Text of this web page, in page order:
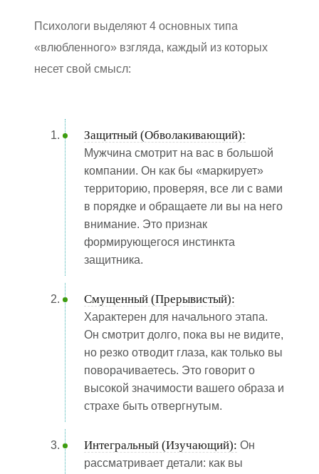
Психологи выделяют 4 основных типа
«влюбленного» взгляда, каждый из которых
несет свой смысл:
Защитный (Обволакивающий):
Мужчина смотрит на вас в большой
компании. Он как бы «маркирует»
территорию, проверяя, все ли с вами
в порядке и обращаете ли вы на него
внимание. Это признак
формирующегося инстинкта
защитника.
Смущенный (Прерывистый):
Характерен для начального этапа.
Он смотрит долго, пока вы не видите,
но резко отводит глаза, как только вы
поворачиваетесь. Это говорит о
высокой значимости вашего образа и
страхе быть отвергнутым.
Интегральный (Изучающий): Он
рассматривает детали: как вы